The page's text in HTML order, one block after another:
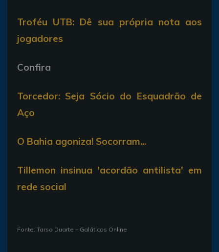
Troféu UTB: Dê sua própria nota aos
jogadores
Confira
Torcedor: Seja Sócio do Esquadrão de
Aço
O Bahia agoniza! Socorram...
Tillemon insinua 'acordão antilista' em
rede social
Fonte: Tarso Duarte – Galáticos Online